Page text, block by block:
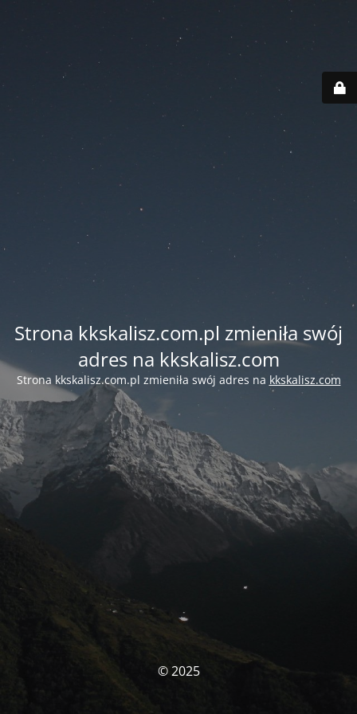
Strona kkskalisz.com.pl zmieniła swój
adres na kkskalisz.com
Strona kkskalisz.com.pl zmieniła swój adres na kkskalisz.com
© 2025